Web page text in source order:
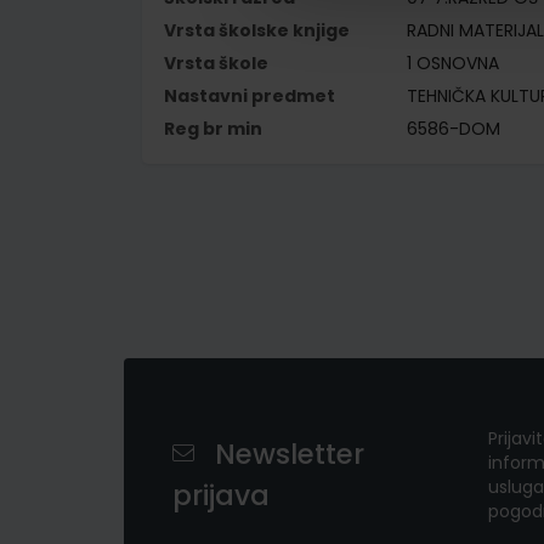
Vrsta školske knjige
RADNI
Vrsta škole
1 OSNOVNA
Nastavni predmet
TEHNIČKA
Reg br min
6586-DOM
Newsletter
prijava